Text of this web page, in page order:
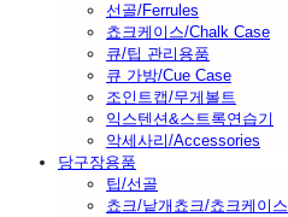
선골/Ferrules
쵸크케이스/Chalk Case
큐/팁 관리용품
큐 가방/Cue Case
조인트캡/무게볼트
익스텐션&스트록연습기
악세사리/Accessories
당구장용품
팁/선골
쵸크/낱개쵸크/쵸크케이스